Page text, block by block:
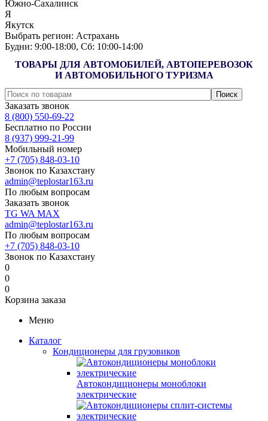
Южно-Сахалинск
Я
Якутск
Выбрать регион: Астрахань
Будни: 9:00‑18:00, Сб: 10:00‑14:00
ТОВАРЫ ДЛЯ АВТОМОБИЛЕЙ, АВТОПЕРЕВОЗОК
И АВТОМОБИЛЬНОГО ТУРИЗМА
Заказать звонок
8 (800) 550-69-22
Бесплатно по России
8 (937) 999-21-99
Мобильный номер
+7 (705) 848-03-10
Звонок по Казахстану
admin@teplostar163.ru
По любым вопросам
Заказать звонок
TG WA MAX
admin@teplostar163.ru
По любым вопросам
+7 (705) 848-03-10
Звонок по Казахстану
0
0
0
Корзина заказа
Меню
Каталог
Кондиционеры для грузовиков
Автокондиционеры моноблоки
электрические